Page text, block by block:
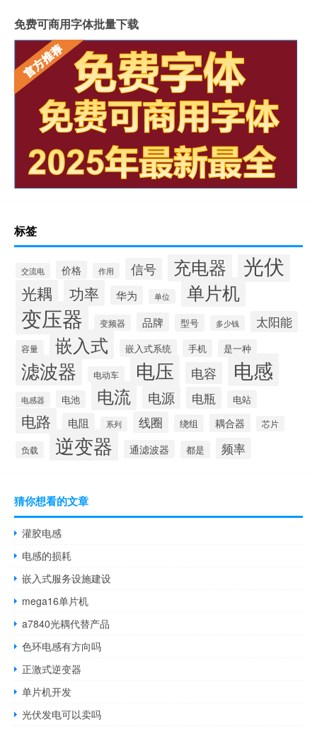
免费可商用字体批量下载
标签
交流电 价格 作用 信号 充电器 光伏
光耦 功率 华为 单位 单片机
变压器 变频器 品牌 型号 多少钱 太阳能
容量 嵌入式 嵌入式系统 手机 是一种
滤波器 电动车 电压 电容 电感
电感器 电池 电流 电源 电瓶 电站
电路 电阻 系列 线圈 绕组 耦合器 芯片
负载 逆变器 通滤波器 都是 频率
猜你想看的文章
灌胶电感
电感的损耗
嵌入式服务设施建设
mega16单片机
a7840光耦代替产品
色环电感有方向吗
正激式逆变器
单片机开发
光伏发电可以卖吗